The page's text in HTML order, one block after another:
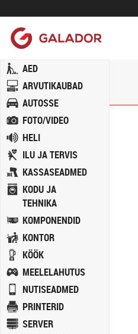
AED
ARVUTIKAUBAD
AUTOSSE
FOTO/VIDEO
HELI
ILU JA TERVIS
KASSASEADMED
KODU JA
TEHNIKA
KOMPONENDID
KONTOR
KÖÖK
MEELELAHUTUS
NUTISEADMED
PRINTERID
SERVER